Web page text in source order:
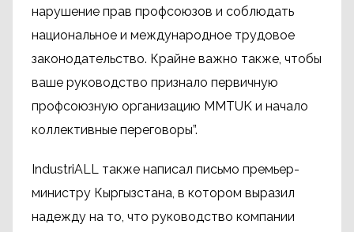
нарушение прав профсоюзов и соблюдать
национальное и международное трудовое
законодательство. Крайне важно также, чтобы
ваше руководство признало первичную
профсоюзную организацию MMTUK и начало
коллективные переговоры”.
IndustriALL также написал письмо премьер-
министру Кыргызстана, в котором выразил
надежду на то, что руководство компании